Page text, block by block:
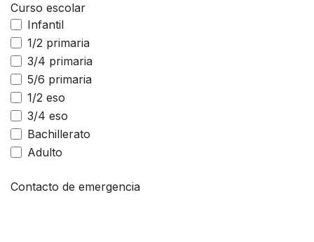
Curso escolar
Infantil
1/2 primaria
3/4 primaria
5/6 primaria
1/2 eso
3/4 eso
Bachillerato
Adulto
Contacto de emergencia